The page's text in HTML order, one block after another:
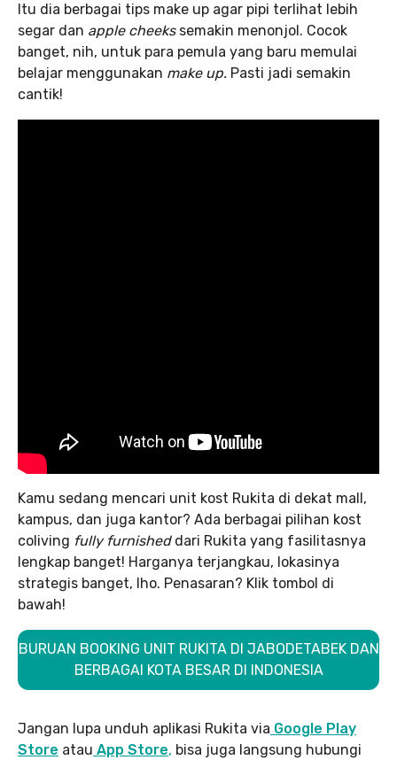
Itu dia berbagai tips make up agar pipi terlihat lebih
segar dan apple cheeks semakin menonjol. Cocok
banget, nih, untuk para pemula yang baru memulai
belajar menggunakan make up. Pasti jadi semakin
cantik!
Kamu sedang mencari unit kost Rukita di dekat mall,
kampus, dan juga kantor? Ada berbagai pilihan kost
coliving fully furnished dari Rukita yang fasilitasnya
lengkap banget! Harganya terjangkau, lokasinya
strategis banget, lho. Penasaran? Klik tombol di
bawah!
BURUAN BOOKING UNIT RUKITA DI JABODETABEK DAN
BERBAGAI KOTA BESAR DI INDONESIA
Jangan lupa unduh aplikasi Rukita via Google Play
Store atau App Store, bisa juga langsung hubungi